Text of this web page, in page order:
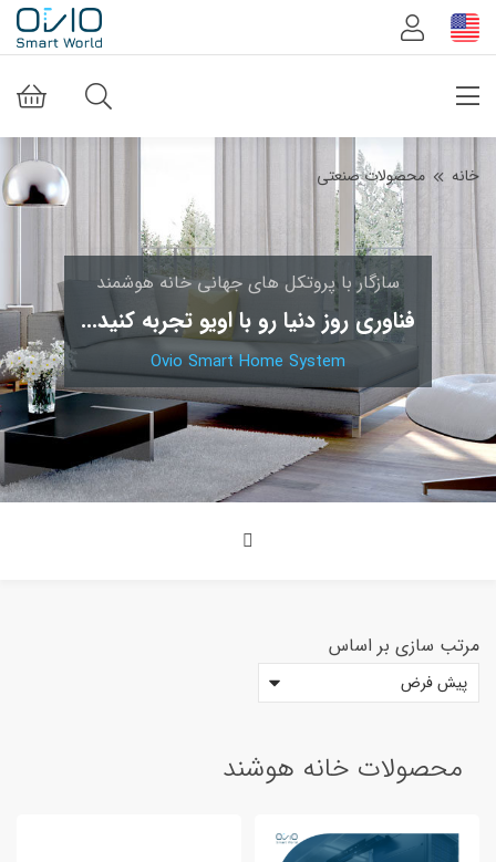
خانه محصولات صنعتی
فناوری روز دنیا رو با اویو تجربه کنید...
Ovio Smart Home System
سازگار با پروتکل های جهانی خانه هوشمند
مرتب سازی بر اساس
محصولات خانه هوشند
000 000 تومان